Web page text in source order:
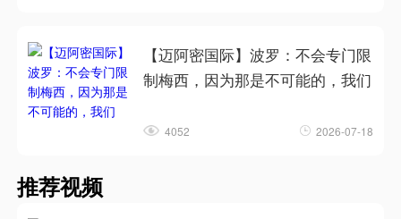
【迈阿密国际】波罗：不会专门限
制梅西，因为那是不可能的，我们
4052 2026-07-18
推荐视频